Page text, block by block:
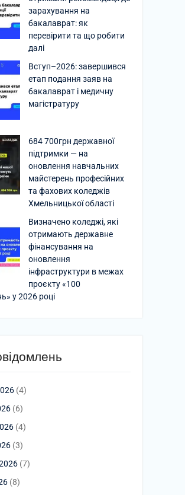
зарахування на
бакалаврат: як
перевірити та що робити
далі
Вступ–2026: завершився
етап подання заяв на
бакалаврат і медичну
магістратуру
684 700грн державної
підтримки — на
оновлення навчальних
майстерень професійних
та фахових коледжів
Хмельницької області
Визначено коледжі, які
отримають державне
фінансування на
оновлення
інфраструктури в межах
проєкту «100
у 2026 році
(4)
(6)
(4)
(3)
(7)
(8)